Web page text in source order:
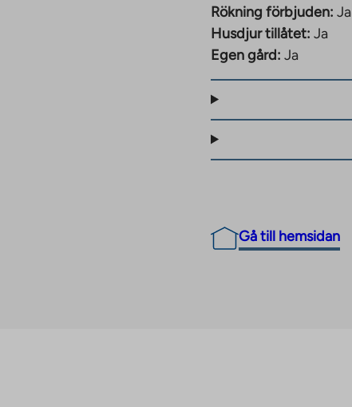
Rökning förbjuden: Ja
Husdjur tillåtet: Ja
Egen gård: Ja
Gå till hemsidan